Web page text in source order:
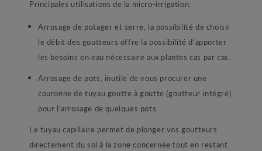
Principales utilisations de la micro-irrigation:
Arrosage de potager et serre, la possibilité de choisir
le débit des goutteurs offre la possibilité d'apporter
les besoins en eau nécessaire aux plantes cas par cas.
Arrosage de pots, inutile de vous procurer une
couronne de tuyau goutte à goutte (goutteur intégré)
pour l'arrosage de quelques pots.
Le tuyau capillaire permet de plonger vos goutteurs
directement du sol à la zone concernée tout en restant